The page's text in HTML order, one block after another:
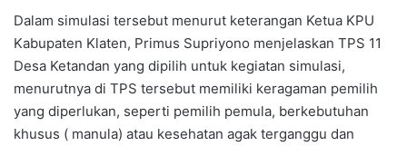
Dalam simulasi tersebut menurut keterangan Ketua KPU
Kabupaten Klaten, Primus Supriyono menjelaskan TPS 11
Desa Ketandan yang dipilih untuk kegiatan simulasi,
menurutnya di TPS tersebut memiliki keragaman pemilih
yang diperlukan, seperti pemilih pemula, berkebutuhan
khusus ( manula) atau kesehatan agak terganggu dan